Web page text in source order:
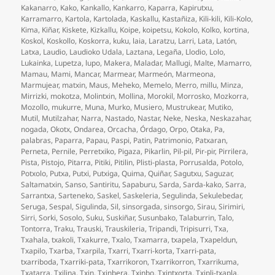
Kakanarro, Kako, Kankallo, Kankarro, Kaparra, Kapirutxu,
Karramarro, Kartola, Kartolada, Kaskallu, Kastañiza, Kili-kili, Kili-Kolo,
Kima, Kiñar, Kiskete, Kizkallu, Koipe, koipetsu, Kokolo, Kolko, kortina,
Koskol, Koskollo, Koskorra, kuku, laia, Laratzu, Larri, Lata, Latón,
Latxa, Laudio, Laudioko Udala, Laztana, Legaña, Llodio, Lolo,
Lukainka, Lupetza, lupo, Makera, Maladar, Mallugi, Malte, Mamarro,
Mamau, Mami, Mancar, Marmear, Marmeón, Marmeona,
Marmujear, matxin, Maus, Meheko, Memelo, Merro, millu, Minza,
Mirrizki, mokotza, Molintxin, Mollina, Morokil, Morrosko, Mozkorra,
Mozollo, mukurre, Muna, Murko, Musiero, Mustrukear, Mutiko,
Mutil, Mutilzahar, Narra, Nastado, Nastar, Neke, Neska, Neskazahar,
nogada,Okotx,Ondarea,Orcacha,Órdago,Orpo,Otaka, Pa,
palabras, Paparra, Papau, Paspi, Patin, Patrimonio, Patxaran,
Perneta, Pernile, Perretxiko, Pigaza, Pikarlin, Pil-pil, Pir-pir, Pirrilera,
Pista, Pistojo, Pitarra, Pitiki, Pitilin, Plisti-plasta, Porrusalda, Potolo,
Potxolo, Putxa, Putxi, Putxiga,Quima,Quiñar,Sagutxu,Saguzar,
Saltamatxin,Sanso,Santiritu,Sapaburu,Sarda,Sarda-kako,Sarra,
Sarrantxa,Sarteneko,Saskel,Saskeleria,Segulinda,Sekulebedar,
Seruga,Sespal,Sigulinda,Sil,sinsorgada,sinsorgo,Sirau,Sirimiri,
Sirri,Sorki,Sosolo,Suku,Suskiñar,Susunbako,Talaburrin,Talo,
Tontorra,Traku,Trauski,Trauskileria,Tripandi,Tripisurri,Txa,
Txahala,txakoli,Txakurre,Txalo,Txamarra,txapela,Txapeldun,
Txapilo,Txarba,Txarpila,Txarri,Txarri-korta,Txarri-pata,
txarriboda,Txarriki-pata,Txarrikoron,Txarrikorron,Txarrikuma,
Txatarra,Txilina,Txin,Txinbera,Txinbo,Txintxorta,Txipli-txapla,